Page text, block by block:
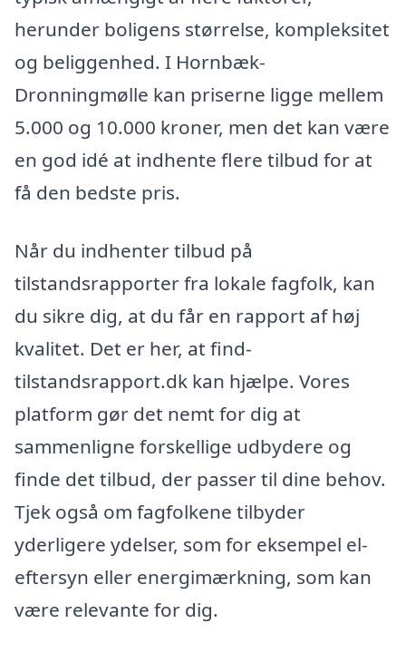
herunder boligens størrelse, kompleksitet
og beliggenhed. I Hornbæk-
Dronningmølle kan priserne ligge mellem
5.000 og 10.000 kroner, men det kan være
en god idé at indhente flere tilbud for at
få den bedste pris.
Når du indhenter tilbud på
tilstandsrapporter fra lokale fagfolk, kan
du sikre dig, at du får en rapport af høj
kvalitet. Det er her, at find-
tilstandsrapport.dk kan hjælpe. Vores
platform gør det nemt for dig at
sammenligne forskellige udbydere og
finde det tilbud, der passer til dine behov.
Tjek også om fagfolkene tilbyder
yderligere ydelser, som for eksempel el-
eftersyn eller energimærkning, som kan
være relevante for dig.